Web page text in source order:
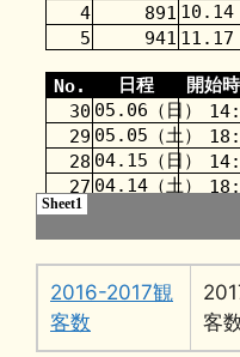
2016-2017観
客数
客